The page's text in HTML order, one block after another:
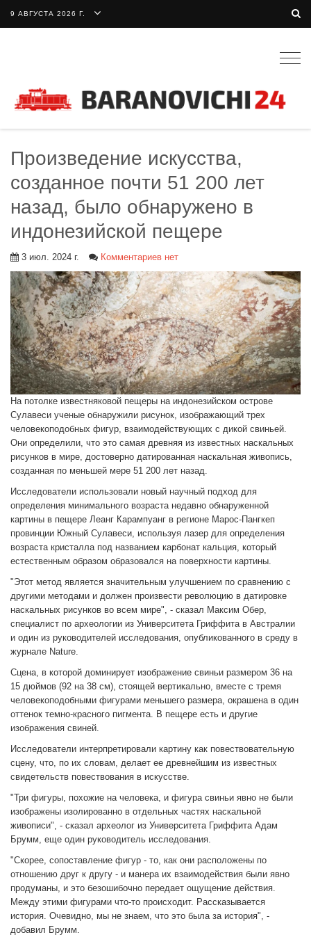
9 АВГУСТА 2026 Г.
Произведение искусства,
созданное почти 51 200 лет
назад, было обнаружено в
индонезийской пещере
3 июл. 2024 г. Комментариев нет
На потолке известняковой пещеры на индонезийском острове
Сулавеси ученые обнаружили рисунок, изображающий трех
человекоподобных фигур, взаимодействующих с дикой свиньей.
Они определили, что это самая древняя из известных наскальных
рисунков в мире, достоверно датированная наскальная живопись,
созданная по меньшей мере 51 200 лет назад.
Исследователи использовали новый научный подход для
определения минимального возраста недавно обнаруженной
картины в пещере Леанг Карампуанг в регионе Марос-Пангкеп
провинции Южный Сулавеси, используя лазер для определения
возраста кристалла под названием карбонат кальция, который
естественным образом образовался на поверхности картины.
"Этот метод является значительным улучшением по сравнению с
другими методами и должен произвести революцию в датировке
наскальных рисунков во всем мире", - сказал Максим Обер,
специалист по археологии из Университета Гриффита в Австралии
и один из руководителей исследования, опубликованного в среду в
журнале Nature.
Сцена, в которой доминирует изображение свиньи размером 36 на
15 дюймов (92 на 38 см), стоящей вертикально, вместе с тремя
человекоподобными фигурами меньшего размера, окрашена в один
оттенок темно-красного пигмента. В пещере есть и другие
изображения свиней.
Исследователи интерпретировали картину как повествовательную
сцену, что, по их словам, делает ее древнейшим из известных
свидетельств повествования в искусстве.
"Три фигуры, похожие на человека, и фигура свиньи явно не были
изображены изолированно в отдельных частях наскальной
живописи", - сказал археолог из Университета Гриффита Адам
Брумм, еще один руководитель исследования.
"Скорее, сопоставление фигур - то, как они расположены по
отношению друг к другу - и манера их взаимодействия были явно
продуманы, и это безошибочно передает ощущение действия.
Между этими фигурами что-то происходит. Рассказывается
история. Очевидно, мы не знаем, что это была за история", -
добавил Брумм.